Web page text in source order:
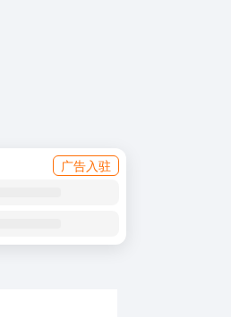
广告入驻